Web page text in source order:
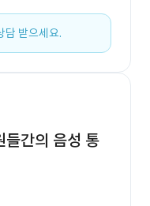
담 받으세요.
간의 음성 통